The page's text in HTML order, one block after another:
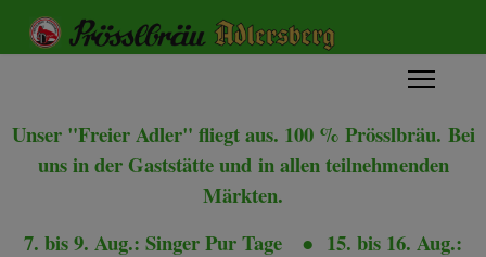
Unser "Freier Adler" fliegt aus. 100 % Prösslbräu. Bei
uns in der Gaststätte undin allen teilnehmenden
Märkten.
7. bis 9. Aug.: Singer Pur Tage
● 15. bis 16. Aug.: